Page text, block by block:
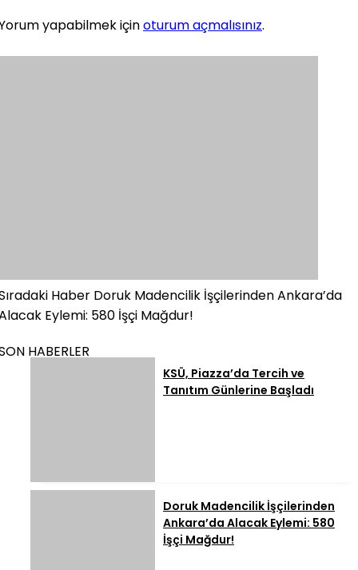
yapabilmek içinoturum açmalısınız.
Haber Doruk Madencilik İşçilerinden Ankara’da
Eylemi: 580 İşçi Mağdur!
HABERLER
KSÜ, Piazza’da Tercih ve
Tanıtım Günlerine Başladı
Doruk Madencilik İşçilerinden
Ankara’da Alacak Eylemi: 580
İşçi Mağdur!